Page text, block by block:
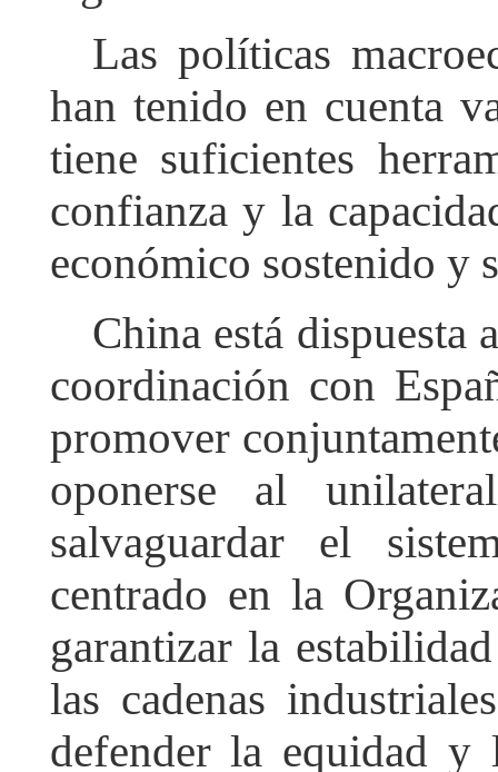
Las políticas
han tenido en cuenta
tiene suficientes
confianza y la
económico sostenido y
China está
coordinación con
promover
oponerse al
salvaguardar el
centrado en la
garantizar la
las cadenas
defender la equidad y